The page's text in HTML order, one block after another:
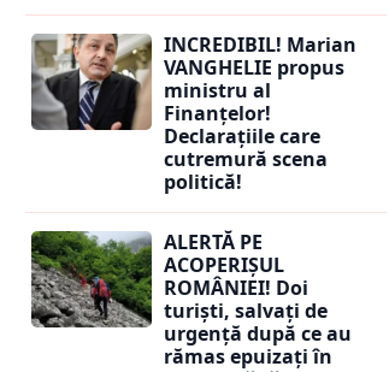
INCREDIBIL! Marian
VANGHELIE propus
ministru al
Finanțelor!
Declarațiile care
cutremură scena
politică!
ALERTĂ PE
ACOPERIȘUL
ROMÂNIEI! Doi
turiști, salvați de
urgență după ce au
rămas epuizați în